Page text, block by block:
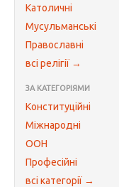
Католичні
Мусульманські
Православні
всі релігії →
ЗА КАТЕГОРІЯМИ
Конституційні
Міжнародні
ООН
Професійні
всі категорії →